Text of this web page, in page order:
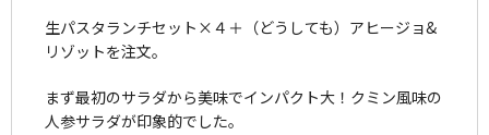
生パスタランチセット×４＋（どうしても）アヒージョ&
リゾットを注文。
まず最初のサラダから美味でインパクト大！クミン風味の
人参サラダが印象的でした。